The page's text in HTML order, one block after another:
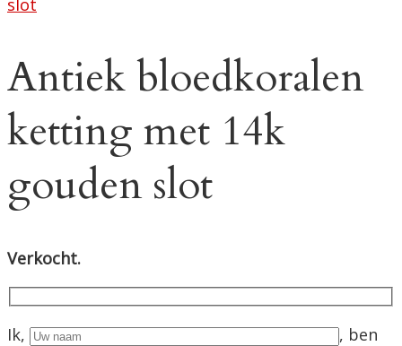
Antiek bloedkoralen
ketting met 14k
gouden slot
Verkocht.
Ik,
, ben